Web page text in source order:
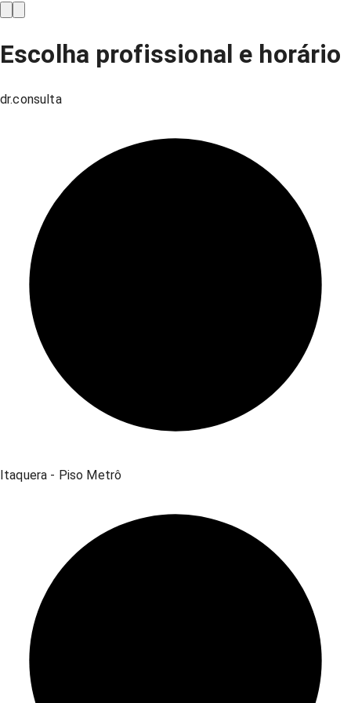
Escolha profissional e horário
dr.consulta
Itaquera - Piso Metrô